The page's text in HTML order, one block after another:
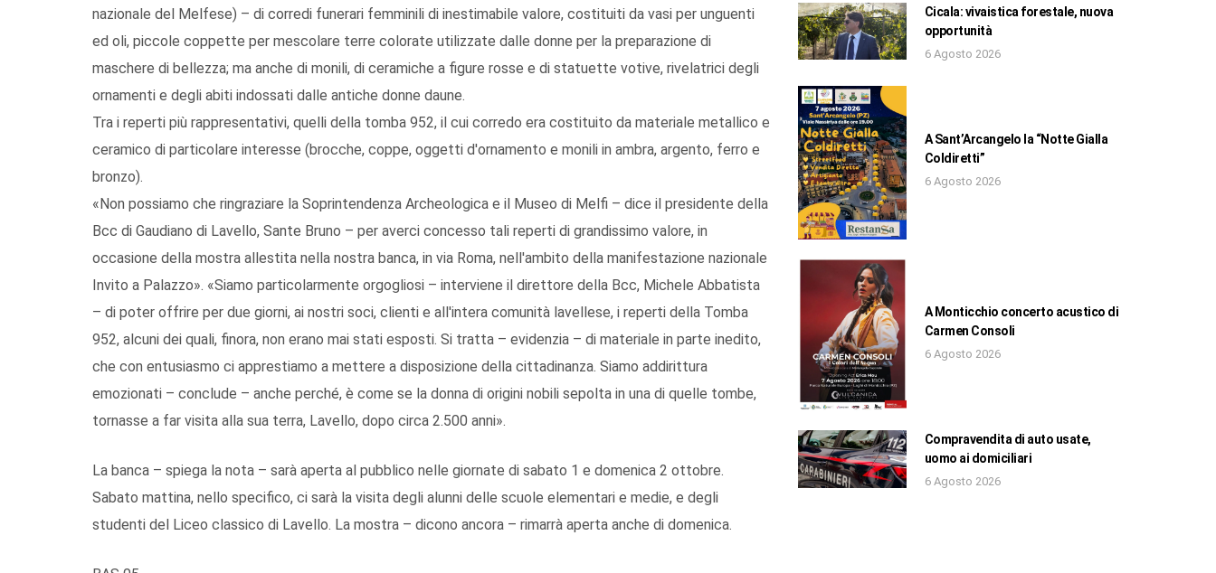
nazionale del Melfese) – di corredi funerari femminili di inestimabile valore, costituiti da vasi per unguenti
ed oli, piccole coppette per mescolare terre colorate utilizzate dalle donne per la preparazione di
maschere di bellezza; ma anche di monili, di ceramiche a figure rosse e di statuette votive, rivelatrici degli
ornamenti e degli abiti indossati dalle antiche donne daune.
Tra i reperti più rappresentativi, quelli della tomba 952, il cui corredo era costituito da materiale metallico e
ceramico di particolare interesse (brocche, coppe, oggetti d'ornamento e monili in ambra, argento, ferro e
bronzo).
«Non possiamo che ringraziare la Soprintendenza Archeologica e il Museo di Melfi – dice il presidente della
Bcc di Gaudiano di Lavello, Sante Bruno – per averci concesso tali reperti di grandissimo valore, in
occasione della mostra allestita nella nostra banca, in via Roma, nell'ambito della manifestazione nazionale
Invito a Palazzo». «Siamo particolarmente orgogliosi – interviene il direttore della Bcc, Michele Abbatista
– di poter offrire per due giorni, ai nostri soci, clienti e all'intera comunità lavellese, i reperti della Tomba
952, alcuni dei quali, finora, non erano mai stati esposti. Si tratta – evidenzia – di materiale in parte inedito,
che con entusiasmo ci apprestiamo a mettere a disposizione della cittadinanza. Siamo addirittura
emozionati – conclude – anche perché, è come se la donna di origini nobili sepolta in una di quelle tombe,
tornasse a far visita alla sua terra, Lavello, dopo circa 2.500 anni».
La banca – spiega la nota – sarà aperta al pubblico nelle giornate di sabato 1 e domenica 2 ottobre.
Sabato mattina, nello specifico, ci sarà la visita degli alunni delle scuole elementari e medie, e degli
studenti del Liceo classico di Lavello. La mostra – dicono ancora – rimarrà aperta anche di domenica.
Cicala: vivaistica forestale, nuova
opportunità
6 Agosto 2026
A Sant’Arcangelo la “Notte Gialla
Coldiretti”
6 Agosto 2026
A Monticchio concerto acustico di
Carmen Consoli
6 Agosto 2026
Compravendita di auto usate,
uomo ai domiciliari
6 Agosto 2026